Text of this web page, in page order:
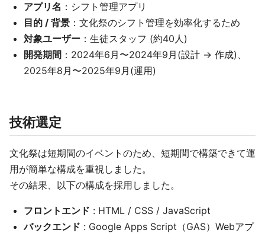
アプリ名 ：シフト管理アプリ
目的 / 背景 ：文化祭のシフト管理を効率化するため
対象ユーザー ：生徒スタッフ (約40人)
開発期間 ：2024年6月〜2024年9月(設計 → 作成)、
2025年8月〜2025年9月(運用)
技術選定
文化祭は短期間のイベントのため、短期間で構築できて運
用が簡単な構成を重視しました。
その結果、以下の構成を採用しました。
フロントエンド : HTML / CSS / JavaScript
バックエンド : Google Apps Script（GAS）Webアプ